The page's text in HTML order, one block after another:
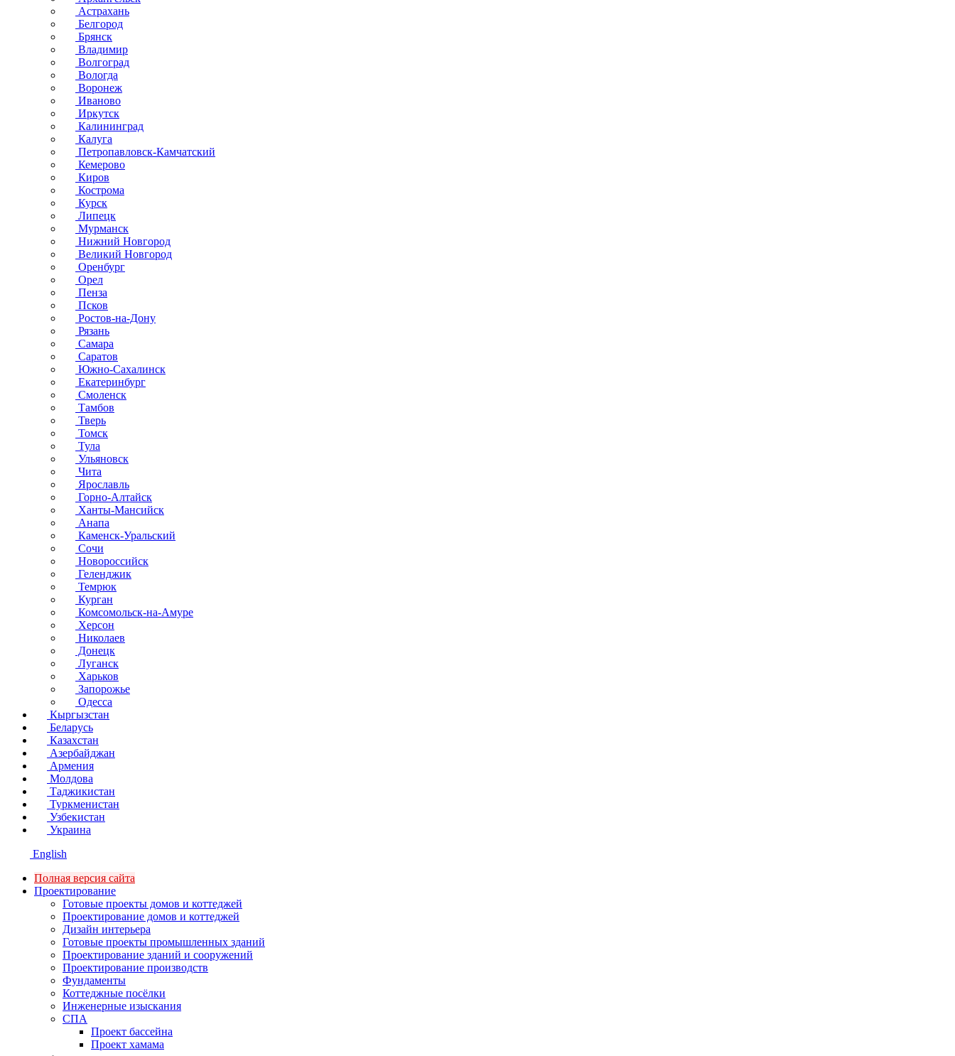
Астрахань
Белгород
Брянск
Владимир
Волгоград
Вологда
Воронеж
Иваново
Иркутск
Калининград
Калуга
Петропавловск-Камчатский
Кемерово
Киров
Кострома
Курск
Липецк
Мурманск
Нижний Новгород
Великий Новгород
Оренбург
Орел
Пенза
Псков
Ростов-на-Дону
Рязань
Самара
Саратов
Южно-Сахалинск
Екатеринбург
Смоленск
Тамбов
Тверь
Томск
Тула
Ульяновск
Чита
Ярославль
Горно-Алтайск
Ханты-Мансийск
Анапа
Каменск-Уральский
Сочи
Новороссийск
Геленджик
Темрюк
Курган
Комсомольск-на-Амуре
Херсон
Николаев
Донецк
Луганск
Харьков
Запорожье
Одесса
Кыргызстан
Беларусь
Казахстан
Азербайджан
Армения
Молдова
Таджикистан
Туркменистан
Узбекистан
Украина
English
Полная версия сайта
Проектирование
Готовые проекты домов и коттеджей
Проектирование домов и коттеджей
Дизайн интерьера
Готовые проекты промышленных зданий
Проектирование зданий и сооружений
Проектирование производств
Фундаменты
Коттеджные посёлки
Инженерные изыскания
СПА
Проект бассейна
Проект хамама